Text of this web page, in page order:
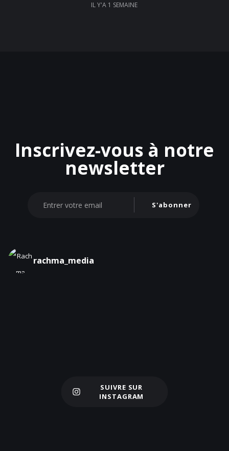
IL Y'A 1 SEMAINE
Inscrivez-vous à notre
newsletter
S'abonner
rachma_media
Charger plus
SUIVRE SUR
INSTAGRAM